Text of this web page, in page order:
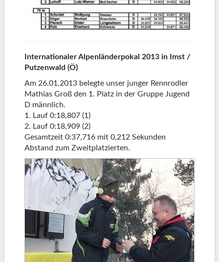
Internationaler Alpenländerpokal 2013 in Imst /
Putzenwald (Ö)
Am 26.01.2013 belegte unser junger Rennrodler
Mathias Groß den 1. Platz in der Gruppe Jugend
D männlich.
1. Lauf 0:18,807 (1)
2. Lauf 0:18,909 (2)
Gesamtzeit 0:37,716 mit 0,212 Sekunden
Abstand zum Zweitplatzierten.